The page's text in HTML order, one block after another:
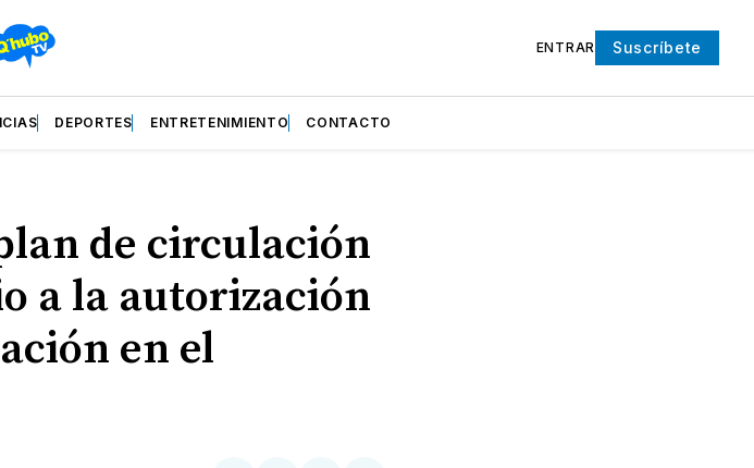
ENTRAR Suscríbete
DEPORTES ENTRETENIMIENTO CONTACTO
de circulación
a la autorización
en el